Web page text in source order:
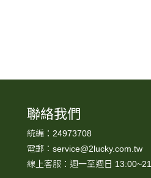
聯絡我們
統編：24973708
電郵：service@2lucky.com.tw
線上客服：週一至週日